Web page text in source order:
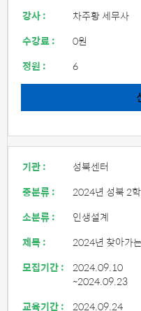
강사 :
차주황 세무사
수강료 :
0원
정원 :
6
기관 :
성북센터
중분류 :
2024년 성북 2
소분류 :
인생설계
제목 :
2024년 찾아가
모집기간 : 2024.09.10
~2024.09.23
교육기간 : 2024.09.24